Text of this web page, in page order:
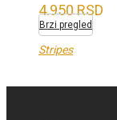
4.950RSD
Brzi pregled
Stripes